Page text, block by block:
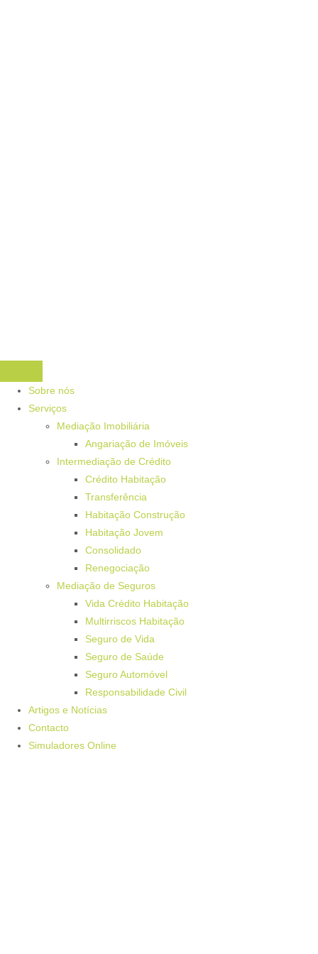
Sobre nós
Serviços
Mediação Imobiliária
Angariação de Imóveis
Intermediação de Crédito
Crédito Habitação
Transferência
Habitação Construção
Habitação Jovem
Consolidado
Renegociação
Mediação de Seguros
Vida Crédito Habitação
Multirriscos Habitação
Seguro de Vida
Seguro de Saúde
Seguro Automóvel
Responsabilidade Civil
Artigos e Notícias
Contacto
Simuladores Online